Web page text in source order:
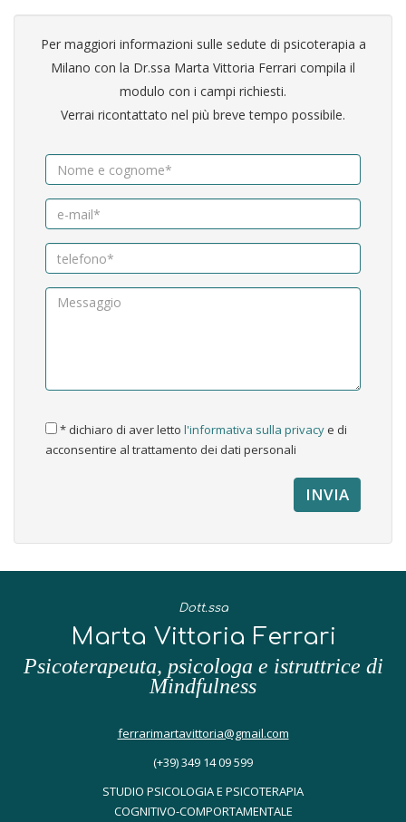
Per maggiori informazioni sulle sedute di psicoterapia a
Milano con la Dr.ssa Marta Vittoria Ferrari compila il
modulo con i campi richiesti.
Verrai ricontattato nel più breve tempo possibile.
* dichiaro di aver letto l'informativa sulla privacy e di
acconsentire al trattamento dei dati personali
Dott.ssa
Marta Vittoria Ferrari
Psicoterapeuta, psicologa e istruttrice di
Mindfulness
ferrarimartavittoria@gmail.com
(+39) 349 14 09 599
STUDIO PSICOLOGIA E PSICOTERAPIA
COGNITIVO-COMPORTAMENTALE